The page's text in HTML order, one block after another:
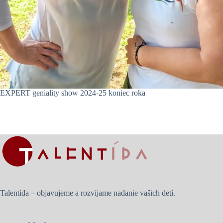
EXPERT geniality show 2024-25 koniec roka
Talentída – objavujeme a rozvíjame nadanie vašich detí.